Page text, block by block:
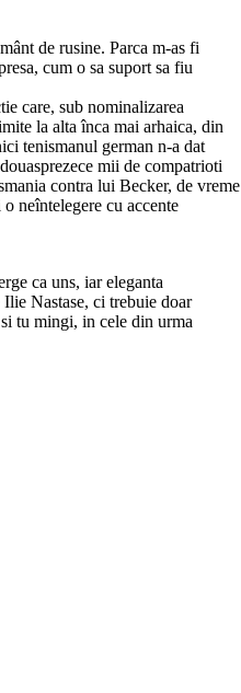
de rusine. Parca m-as fi
cum o sa suport sa fiu
care, sub nominalizarea
la alta înca mai arhaica, din
tenismanul german n-a dat
mii de compatrioti
contra lui Becker, de vreme
neîntelegere cu accente
ca uns, iar eleganta
Nastase, ci trebuie doar
tu mingi, in cele din urma